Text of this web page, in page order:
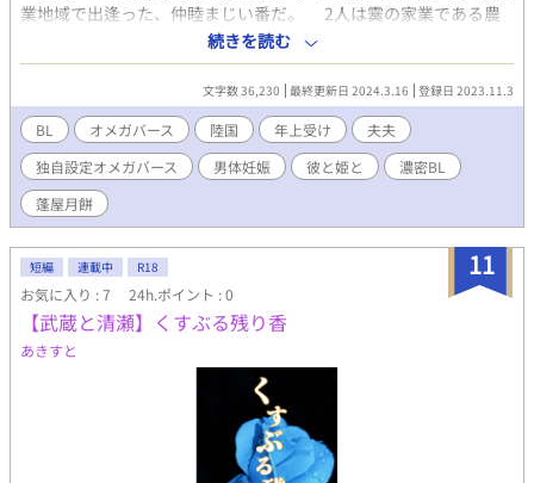
稼ぎをしながら、ディーに守られ幸せに過ごしていた。そんな
中、リーベントからロイの母危篤の知らせが入る。ロイは急いで
帰国するが、すでに母は毒殺されていた。自身も命を狙われアド
レアに逃避しようとするが、弓矢で射られ殺されかける。生死を
さ迷い記憶喪失になるロイ。アドレア国辺境地集落に拾われ、シ
ロと呼ばれ何とか生きて行く。 ディーの必死の捜索により辺境
地でロイが見つかる。生きていたことを喜び、アドレア主城での
ロイとの生活を再開するディー。徐々に記憶を取り戻すロイだ
が、殺されかけた記憶が戻りパニックになる。ディーは慈しむよ
うな愛でロイを包み込み、ロイを癒す。 ロイが落ち着いた頃、
リーベント国への友好訪問をする二人。ディーとリーベント国王
は、王室腐敗を明るみにして大掛かりな粛清をする。これでロイ
と幸せになれる道が開けたと安堵する中、信頼していた親代わり
の執事にロイが刺される。実はロイの母を殺害したのもこの執事
だった。裏切りに心を閉ざすロイ。この状態ではアルファの発情
期に耐えられないと思い、発情期を一人で過ごす決意をするディ
ー。アルファの発情期にオメガが居なければアルファは狂う。デ
ィーは死を覚悟するが、運命を共にしようと言うロイの言葉を受
け入れ、獣の発情期を共にする。狂ったような性交のなかにロイ
の愛を感じ癒されるディー。これからの人生をロイと過ごせる幸
福を噛みしめ、ロイを守るために尽くすことを心に誓う。
業地域で出逢った、仲睦まじい番だ。 2人は霙の家業である農
作物の栽培や穀物を穀粉へと加工する仕事をしながら、霙の両親
の助けも大いに借りつつ4人の子供達を育てている。 男ばか
り、性格も様々な4人兄弟を心から愛している冴。 だがそんな
冴には番の霙にも言えずにいる想いがあり… これは仲睦まじい
番の、ちょっとした物語。 ※こちらは『彼と姫と』のオメガバー
ス編であり、設定上、本編とは異なる部分（霙と冴の出逢い等）
があります。
続きを読む
文字数 36,230 最終更新日 2024.3.16 登録日 2023.11.3
BL オメガバース 陸国 年上受け
夫夫
独自設定オメガバース
男体妊娠 彼と姫と
濃密BL
蓬屋月餅
11
短編 連載中 R18
お気に入り : 7 24h.ポイント : 0
【武蔵と清瀬】くすぶる残り香
あきすと